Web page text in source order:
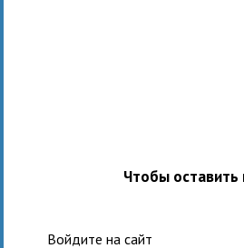
Чтобы
Войдите на сайт